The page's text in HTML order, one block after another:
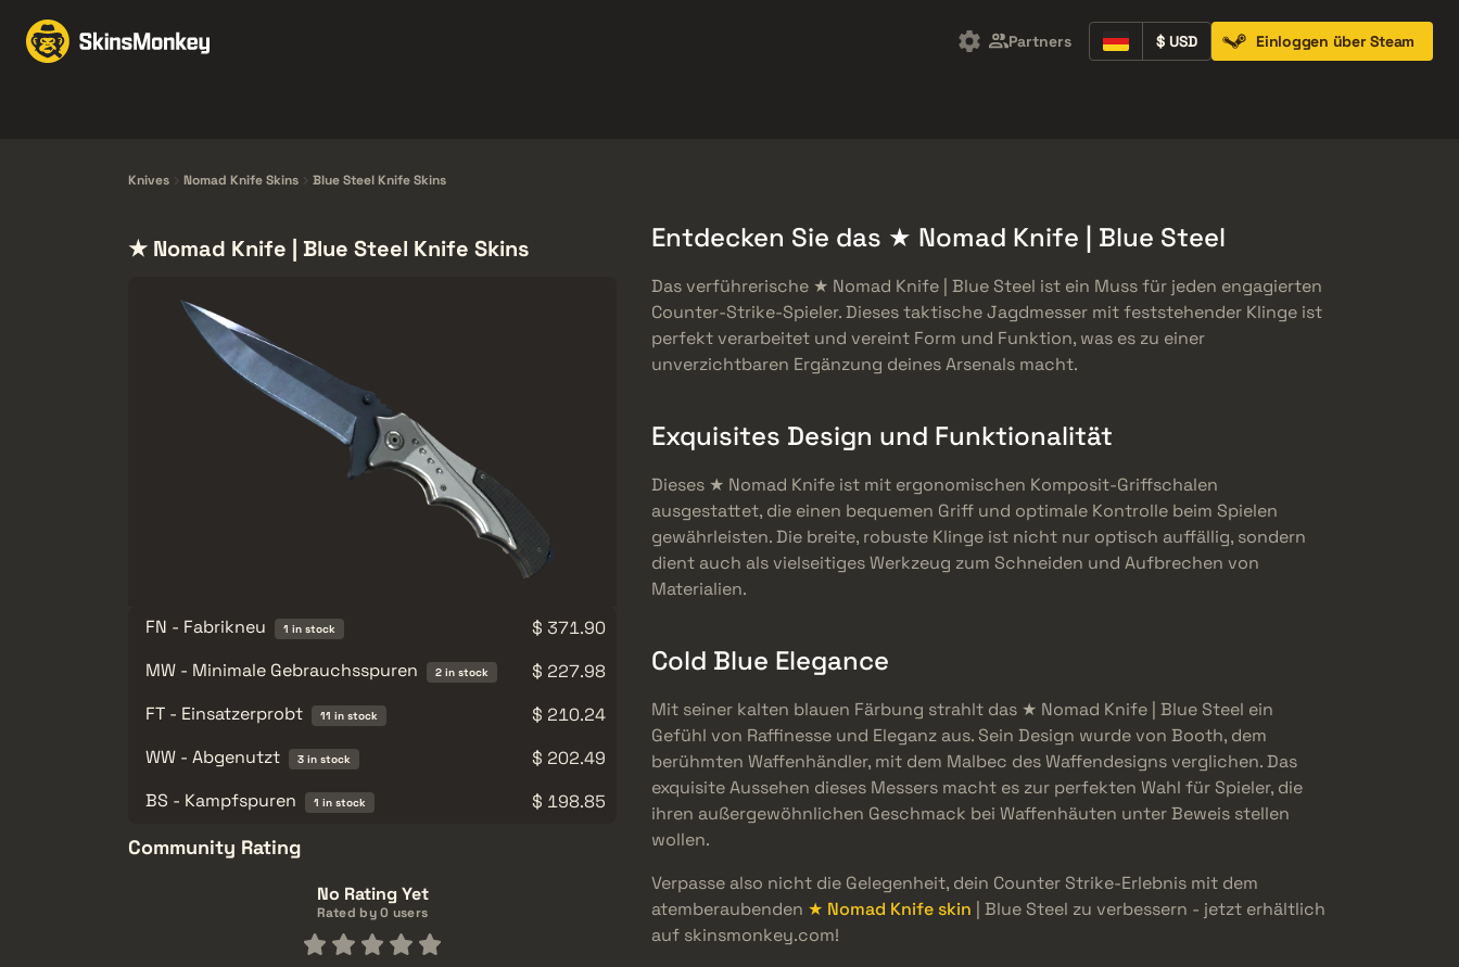
Partners $ USD Einloggen über Steam
Knives Nomad Knife Skins Blue Steel Knife Skins
★ Nomad Knife | Blue Steel Knife Skins
FN - Fabrikneu 1 in stock
$ 371.90
MW - Minimale Gebrauchsspuren
2 in stock
$ 227.98
FT - Einsatzerprobt
11 in stock
$ 210.24
WW - Abgenutzt
3 in stock
$ 202.49
BS - Kampfspuren
1 in stock $ 198.85
Community Rating
No Rating Yet
Rated by 0 users
Entdecken Sie das ★ Nomad Knife | Blue Steel
Das verführerische ★ Nomad Knife | Blue Steel ist ein Muss für jeden engagierten
Counter-Strike-Spieler. Dieses taktische Jagdmesser mit feststehender Klinge ist
perfekt verarbeitet und vereint Form und Funktion, was es zu einer
unverzichtbaren Ergänzung deines Arsenals macht.
Exquisites Design und Funktionalität
Dieses ★ Nomad Knife ist mit ergonomischen Komposit-Griffschalen
ausgestattet, die einen bequemen Griff und optimale Kontrolle beim Spielen
gewährleisten. Die breite, robuste Klinge ist nicht nur optisch auffällig, sondern
dient auch als vielseitiges Werkzeug zum Schneiden und Aufbrechen von
Materialien.
Cold Blue Elegance
Mit seiner kalten blauen Färbung strahlt das ★ Nomad Knife | Blue Steel ein
Gefühl von Raffinesse und Eleganz aus. Sein Design wurde von Booth, dem
berühmten Waffenhändler, mit dem Malbec des Waffendesigns verglichen. Das
exquisite Aussehen dieses Messers macht es zur perfekten Wahl für Spieler, die
ihren außergewöhnlichen Geschmack bei Waffenhäuten unter Beweis stellen
wollen.
Verpasse also nicht die Gelegenheit, dein Counter Strike-Erlebnis mit dem
atemberaubenden ★ Nomad Knife skin | Blue Steel zu verbessern - jetzt erhältlich
auf skinsmonkey.com!